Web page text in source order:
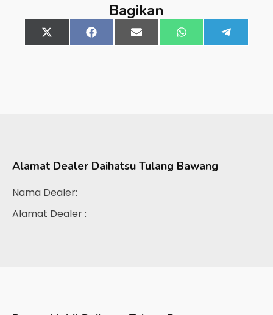
Bagikan
Share
on
X
(Twitter)
Share
on
FacebookShare
on
Email Share
on
WhatsApp
on
Alamat Dealer Daihatsu Tulang Bawang
Nama Dealer:
Alamat Dealer :